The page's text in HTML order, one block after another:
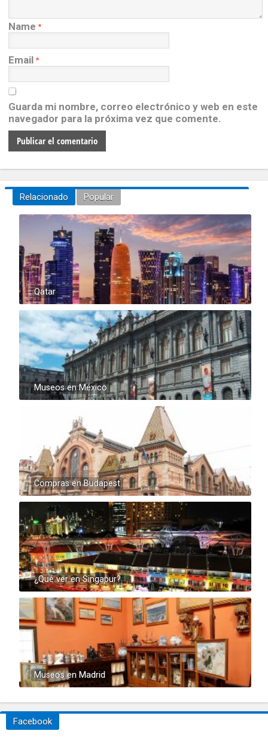
Name *
Email *
Guarda mi nombre, correo electrónico y web en este
navegador para la próxima vez que comente.
Relacionado Popular
Qatar
Museos en México
Compras en Budapest
¿Qué ver en Singapur?
Museos en Madrid
Facebook